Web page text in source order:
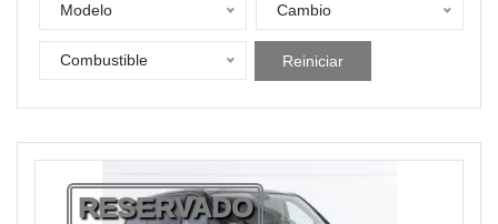
Modelo Cambio
Combustible Reiniciar
RESERVADO